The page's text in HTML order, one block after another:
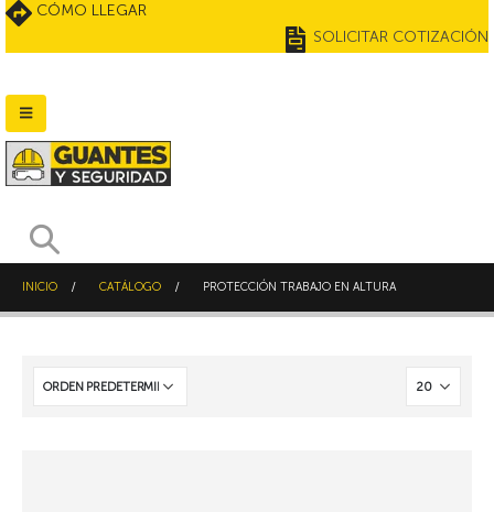
CÓMO LLEGAR
SOLICITAR COTIZACIÓN
INICIO CATÁLOGO PROTECCIÓN TRABAJO EN ALTURA